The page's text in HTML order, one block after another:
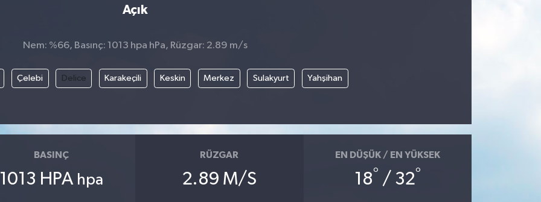
Açık
Nem: %66, Basınç: 1013 hpa hPa, Rüzgar: 2.89 m/s
Çelebi Delice Karakeçili Keskin Merkez Sulakyurt Yahşihan
BASINÇ
1013 HPA hpa
RÜZGAR
2.89 M/S
EN DÜŞÜK / EN YÜKSEK
18° / 32°